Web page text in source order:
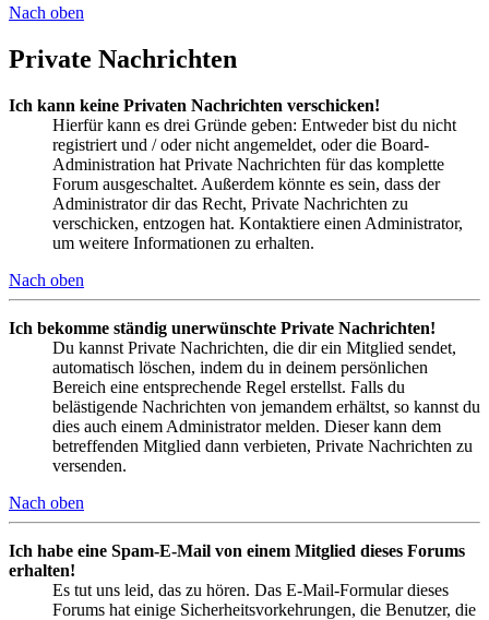
Nach oben
Private Nachrichten
Ich kann keine Privaten Nachrichten verschicken!
Hierfür kann es drei Gründe geben: Entweder bist du nicht
registriert und / oder nicht angemeldet, oder die Board-
Administration hat Private Nachrichten für das komplette
Forum ausgeschaltet. Außerdem könnte es sein, dass der
Administrator dir das Recht, Private Nachrichten zu
verschicken, entzogen hat. Kontaktiere einen Administrator,
um weitere Informationen zu erhalten.
Nach oben
Ich bekomme ständig unerwünschte Private Nachrichten!
Du kannst Private Nachrichten, die dir ein Mitglied sendet,
automatisch löschen, indem du in deinem persönlichen
Bereich eine entsprechende Regel erstellst. Falls du
belästigende Nachrichten von jemandem erhältst, so kannst du
dies auch einem Administrator melden. Dieser kann dem
betreffenden Mitglied dann verbieten, Private Nachrichten zu
versenden.
Nach oben
Ich habe eine Spam-E-Mail von einem Mitglied dieses Forums
erhalten!
Es tut uns leid, das zu hören. Das E-Mail-Formular dieses
Forums hat einige Sicherheitsvorkehrungen, die Benutzer, die